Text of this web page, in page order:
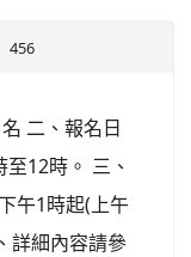
456
二、報名日
12時。 三、
午1時起(上午
詳細內容請參